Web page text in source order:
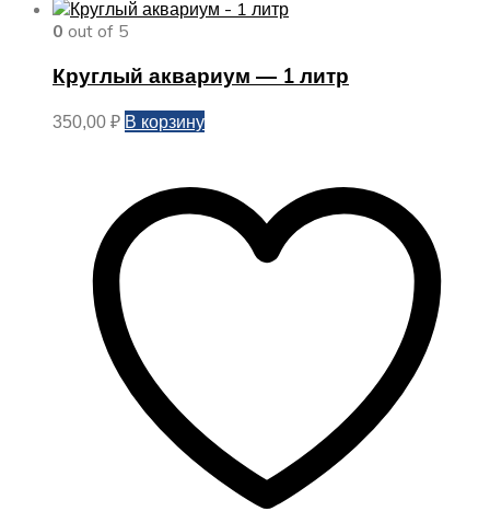
0 out of 5
Круглый аквариум — 1 литр
350,00 ₽ В корзину